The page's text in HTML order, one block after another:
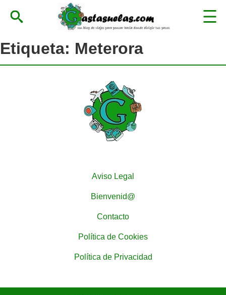
Etiqueta: Meterora
Aviso Legal
Bienvenid@
Contacto
Política de Cookies
Política de Privacidad